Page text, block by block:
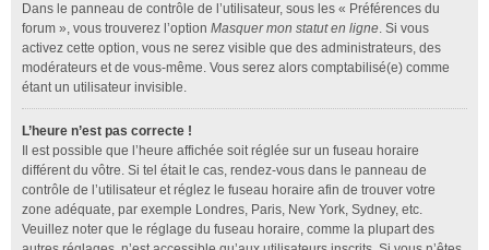
Dans le panneau de contrôle de l’utilisateur, sous les « Préférences du
forum », vous trouverez l’option Masquer mon statut en ligne. Si vous
activez cette option, vous ne serez visible que des administrateurs, des
modérateurs et de vous-même. Vous serez alors comptabilisé(e) comme
étant un utilisateur invisible.
L’heure n’est pas correcte !
Il est possible que l’heure affichée soit réglée sur un fuseau horaire
différent du vôtre. Si tel était le cas, rendez-vous dans le panneau de
contrôle de l’utilisateur et réglez le fuseau horaire afin de trouver votre
zone adéquate, par exemple Londres, Paris, New York, Sydney, etc.
Veuillez noter que le réglage du fuseau horaire, comme la plupart des